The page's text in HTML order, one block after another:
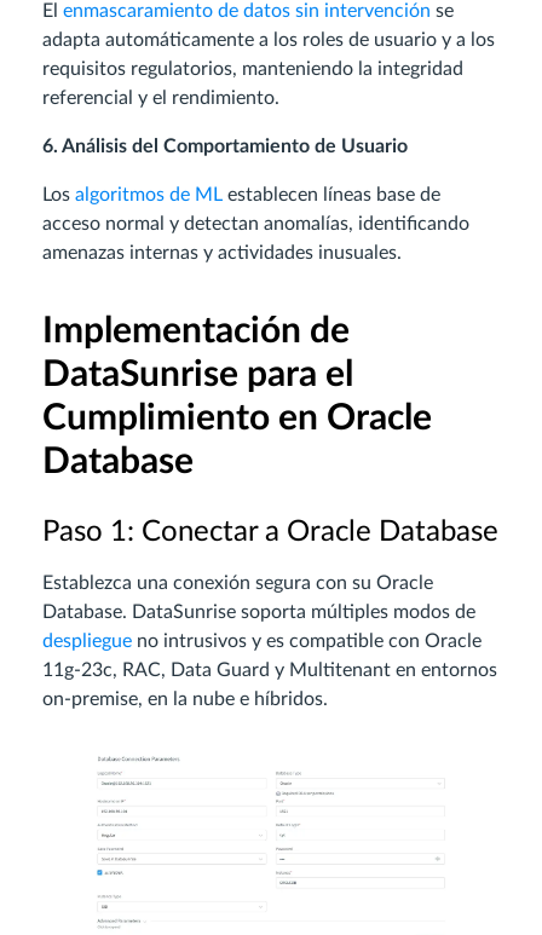
El enmascaramiento de datos sin intervención se
adapta automáticamente a los roles de usuario y a los
requisitos regulatorios, manteniendo la integridad
referencial y el rendimiento.
6. Análisis del Comportamiento de Usuario
Los algoritmos de ML establecen líneas base de
acceso normal y detectan anomalías, identificando
amenazas internas y actividades inusuales.
Implementación de
DataSunrise para el
Cumplimiento en Oracle
Database
Paso 1: Conectar a Oracle Database
Establezca una conexión segura con su Oracle
Database. DataSunrise soporta múltiples modos de
despliegue no intrusivos y es compatible con Oracle
11g-23c, RAC, Data Guard y Multitenant en entornos
on-premise, en la nube e híbridos.